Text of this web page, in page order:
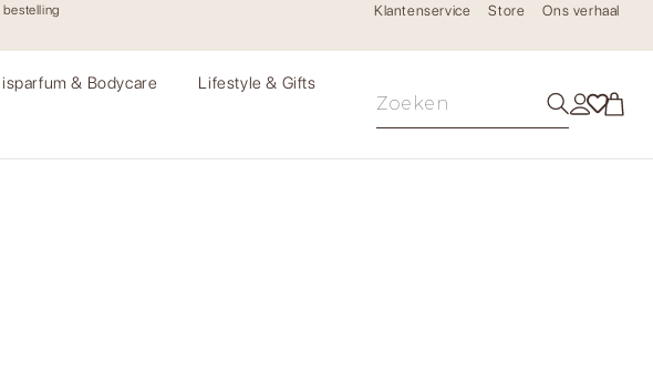
bestelling Klantenservice Store Ons verhaal
& Bodycare Lifestyle & Gifts